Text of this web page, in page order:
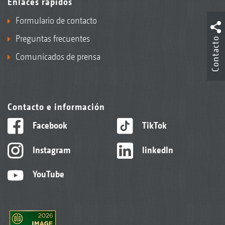
Formulario de contacto
Preguntas frecuentes
Comunicados de prensa
Contacto e información
Facebook
Instagram
YouTube
TikTok
linkedIn
Contacto